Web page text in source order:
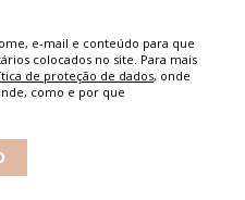
e-mail e conteúdo para que
colocados no site. Para mais
de proteção de dados, onde
como e por que